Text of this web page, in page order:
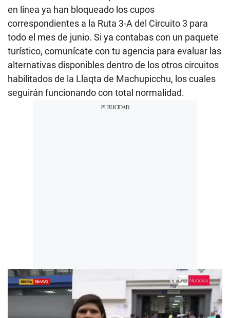
en línea ya han bloqueado los cupos
correspondientes a la Ruta 3-A del Circuito 3 para
todo el mes de junio. Si ya contabas con un paquete
turístico, comunícate con tu agencia para evaluar las
alternativas disponibles dentro de los otros circuitos
habilitados de la Llaqta de Machupicchu, los cuales
seguirán funcionando con total normalidad.